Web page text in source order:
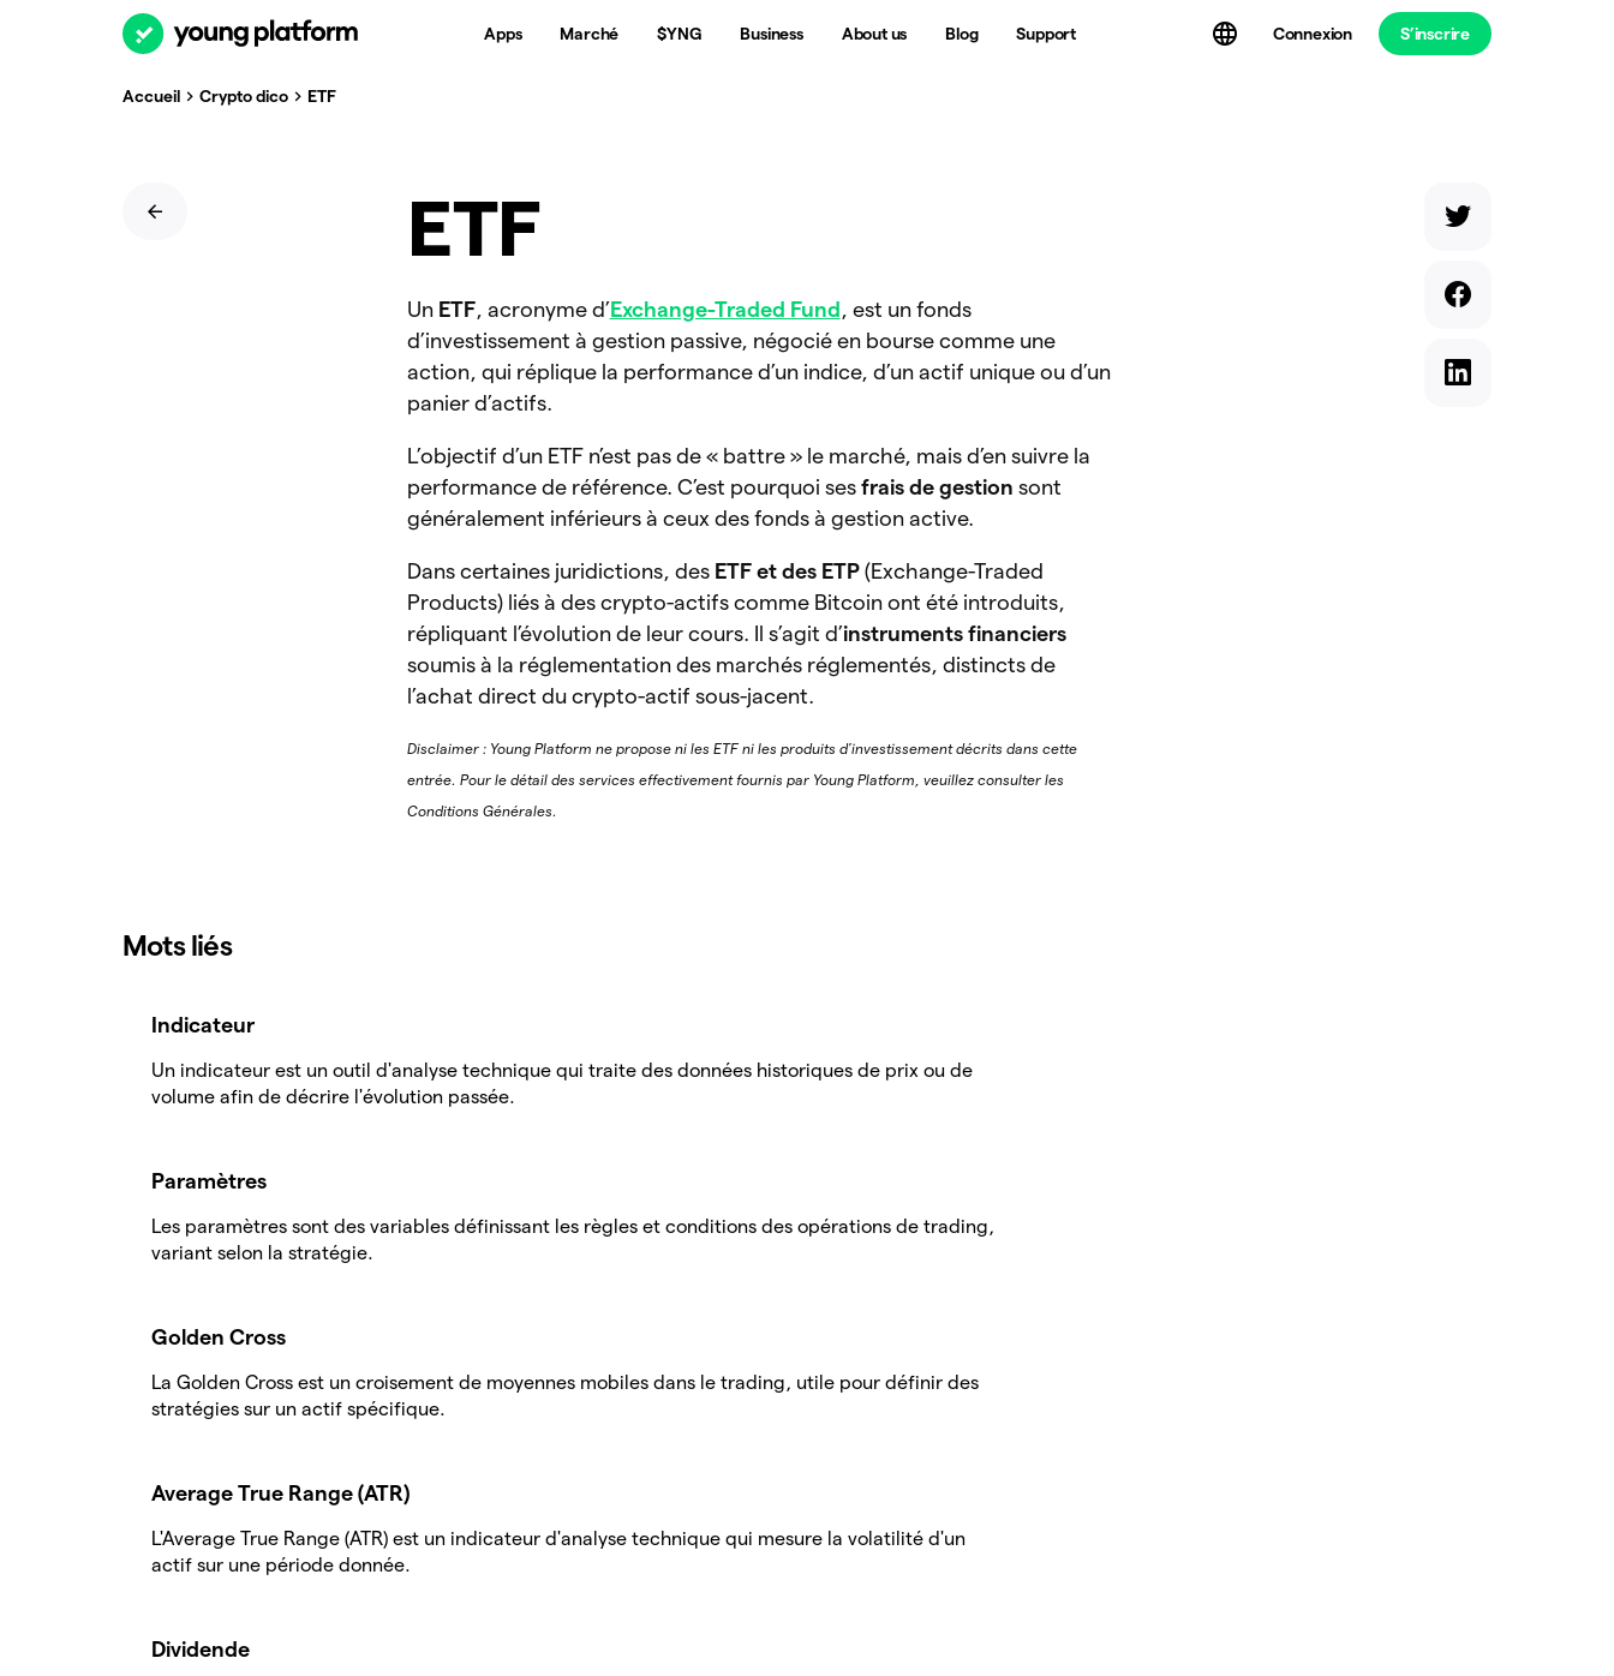
Apps Marché $YNG Business About us Blog Support Connexion S’inscrire
Accueil Crypto dico ETF
ETF
Un ETF, acronyme d’Exchange-Traded Fund, est un fonds
d’investissement à gestion passive, négocié en bourse comme une
action, qui réplique la performance d’un indice, d’un actif unique ou d’un
panier d’actifs.
L’objectif d’un ETF n’est pas de « battre » le marché, mais d’en suivre la
performance de référence. C’est pourquoi ses frais de gestion sont
généralement inférieurs à ceux des fonds à gestion active.
Dans certaines juridictions, des ETF et des ETP(Exchange-Traded
Products) liés à des crypto-actifs comme Bitcoin ont été introduits,
répliquant l’évolution de leur cours. Il s’agit d’instruments financiers
soumis à la réglementation des marchés réglementés, distincts de
l’achat direct du crypto-actif sous-jacent.
Disclaimer : Young Platform ne propose ni les ETF ni les produits d’investissement décrits dans cette
entrée. Pour le détail des services effectivement fournis par Young Platform, veuillez consulter les
Conditions Générales.
Mots liés
Indicateur
Un indicateur est un outil d'analyse technique qui traite des données historiques de prix ou de
volume afin de décrire l'évolution passée.
Paramètres
Les paramètres sont des variables définissant les règles et conditions des opérations de trading,
variant selon la stratégie.
Golden Cross
La Golden Cross est un croisement de moyennes mobiles dans le trading, utile pour définir des
stratégies sur un actif spécifique.
Average True Range (ATR)
L'Average True Range (ATR) est un indicateur d'analyse technique qui mesure la volatilité d'un
actif sur une période donnée.
Dividende